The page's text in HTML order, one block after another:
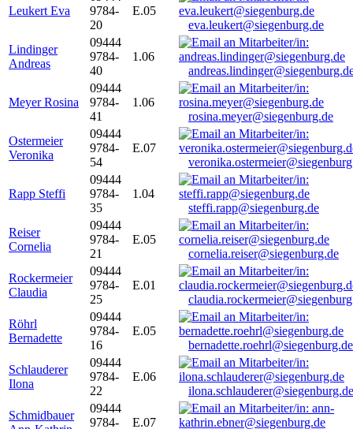
Leukert Eva
9784-
20
E.05
eva.leukert@siegenburg.de
Lindinger
Andreas
09444
9784-
40
1.06
Meyer Rosina
09444
9784-
41
1.06
rosina.meyer@siegenburg.de
Ostermeier
Veronika
09444
9784-
54
E.07
Rapp Steffi
09444
9784-
35
1.04
steffi.rapp@siegenburg.de
Reiser
Cornelia
09444
9784-
21
E.05
cornelia.reiser@siegenburg.de
Rockermeier
Claudia
09444
9784-
25
E.01
Röhrl
Bernadette
09444
9784-
16
E.05
bernadette.roehrl@siegenburg.de
Schlauderer
Ilona
09444
9784-
22
E.06
ilona.schlauderer@siegenburg.de
Schmidbauer
09444
9784-
E.07